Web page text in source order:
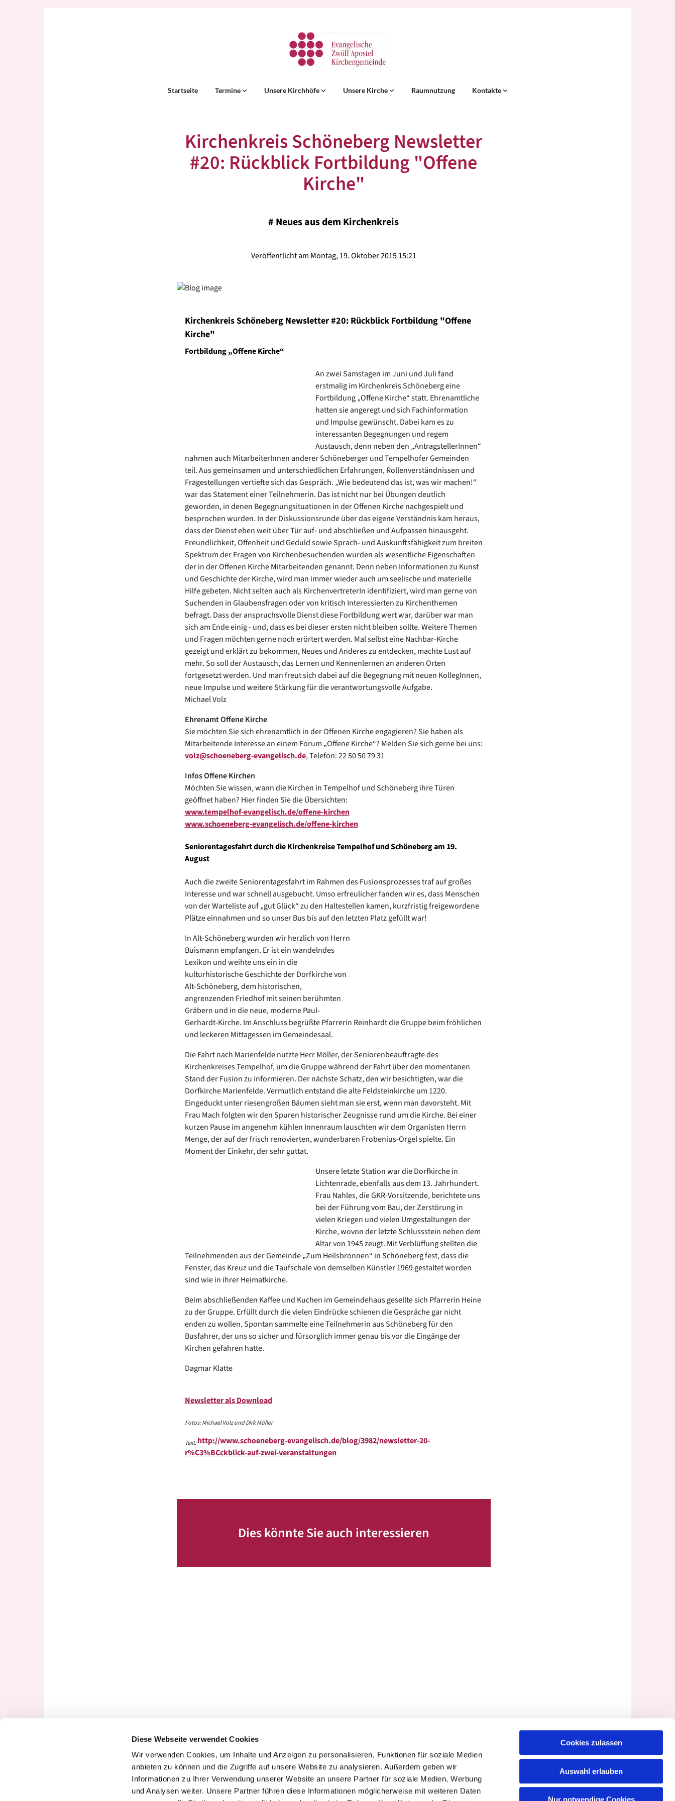
Diese Webseite verwendet Cookies
Wir verwenden Cookies, um Inhalte und Anzeigen zu personalisieren, Funktionen für soziale Medien
anbieten zu können und die Zugriffe auf unsere Website zu analysieren. Außerdem geben wir
Informationen zu Ihrer Verwendung unserer Website an unsere Partner für soziale Medien, Werbung
und Analysen weiter. Unsere Partner führen diese Informationen möglicherweise mit weiteren Daten
Cookies zulassen
Auswahl erlauben
Startseite Termine Unsere Kirchhöfe Unsere Kirche Raumnutzung Kontakte
Kirchenkreis Schöneberg Newsletter
#20: Rückblick Fortbildung "Offene
Kirche"
# Neues aus dem Kirchenkreis
Veröffentlicht am Montag, 19. Oktober 2015 15:21
Kirchenkreis Schöneberg Newsletter #20: Rückblick Fortbildung "Offene
Kirche"
Fortbildung „Offene Kirche“
An zwei Samstagen im Juni und Juli fand
erstmalig im Kirchenkreis Schöneberg eine
Fortbildung „Offene Kirche“ statt. Ehrenamtliche
hatten sie angeregt und sich Fachinformation
und Impulse gewünscht. Dabei kam es zu
interessanten Begegnungen und regem
Austausch, denn neben den „AntragstellerInnen“
nahmen auch MitarbeiterInnen anderer Schöneberger und Tempelhofer Gemeinden
teil. Aus gemeinsamen und unterschiedlichen Erfahrungen, Rollenverständnissen und
Fragestellungen vertiefte sich das Gespräch. „Wie bedeutend das ist, was wir machen!“
war das Statement einer Teilnehmerin. Das ist nicht nur bei Übungen deutlich
geworden, in denen Begegnungsituationen in der Offenen Kirche nachgespielt und
besprochen wurden. In der Diskussionsrunde über das eigene Verständnis kam heraus,
dass der Dienst eben weit über Tür auf- und abschließen und Aufpassen hinausgeht.
Freundlichkeit, Offenheit und Geduld sowie Sprach- und Auskunftsfähigkeit zum breiten
Spektrum der Fragen von Kirchenbesuchenden wurden als wesentliche Eigenschaften
der in der Offenen Kirche Mitarbeitenden genannt. Denn neben Informationen zu Kunst
und Geschichte der Kirche, wird man immer wieder auch um seelische und materielle
Hilfe gebeten. Nicht selten auch als KirchenvertreterIn identifiziert, wird man gerne von
Suchenden in Glaubensfragen oder von kritisch Interessierten zu Kirchenthemen
befragt. Dass der anspruchsvolle Dienst diese Fortbildung wert war, darüber war man
sich am Ende einig - und, dass es bei dieser ersten nicht bleiben sollte. Weitere Themen
und Fragen möchten gerne noch erörtert werden. Mal selbst eine Nachbar-Kirche
gezeigt und erklärt zu bekommen, Neues und Anderes zu entdecken, machte Lust auf
mehr. So soll der Austausch, das Lernen und Kennenlernen an anderen Orten
fortgesetzt werden. Und man freut sich dabei auf die Begegnung mit neuen KollegInnen,
neue Impulse und weitere Stärkung für die verantwortungsvolle Aufgabe.
Michael Volz
Ehrenamt Offene Kirche
Sie möchten Sie sich ehrenamtlich in der Offenen Kirche engagieren? Sie haben als
Mitarbeitende Interesse an einem Forum „Offene Kirche“? Melden Sie sich gerne bei uns:
volz@schoeneberg-evangelisch.de, Telefon: 22 50 50 79 31
Infos Offene Kirchen
Möchten Sie wissen, wann die Kirchen in Tempelhof und Schöneberg ihre Türen
geöffnet haben? Hier finden Sie die Übersichten:
www.tempelhof-evangelisch.de/offene-kirchen
www.schoeneberg-evangelisch.de/offene-kirchen
Seniorentagesfahrt durch die Kirchenkreise Tempelhof und Schöneberg am 19.
August
Auch die zweite Seniorentagesfahrt im Rahmen des Fusionsprozesses traf auf großes
Interesse und war schnell ausgebucht. Umso erfreulicher fanden wir es, dass Menschen
von der Warteliste auf „gut Glück“ zu den Haltestellen kamen, kurzfristig freigewordene
Plätze einnahmen und so unser Bus bis auf den letzten Platz gefüllt war!
In Alt-Schöneberg wurden wir herzlich von Herrn
Buismann empfangen. Er ist ein wandelndes
Lexikon und weihte uns ein in die
kulturhistorische Geschichte der Dorfkirche von
Alt-Schöneberg, dem historischen,
angrenzenden Friedhof mit seinen berühmten
Gräbern und in die neue, moderne Paul-
Gerhardt-Kirche. Im Anschluss begrüßte Pfarrerin Reinhardt die Gruppe beim fröhlichen
und leckeren Mittagessen im Gemeindesaal.
Die Fahrt nach Marienfelde nutzte Herr Möller, der Seniorenbeauftragte des
Kirchenkreises Tempelhof, um die Gruppe während der Fahrt über den momentanen
Stand der Fusion zu informieren. Der nächste Schatz, den wir besichtigten, war die
Dorfkirche Marienfelde. Vermutlich entstand die alte Feldsteinkirche um 1220.
Eingeduckt unter riesengroßen Bäumen sieht man sie erst, wenn man davorsteht. Mit
Frau Mach folgten wir den Spuren historischer Zeugnisse rund um die Kirche. Bei einer
kurzen Pause im angenehm kühlen Innenraum lauschten wir dem Organisten Herrn
Menge, der auf der frisch renovierten, wunderbaren Frobenius-Orgel spielte. Ein
Moment der Einkehr, der sehr guttat.
Unsere letzte Station war die Dorfkirche in
Lichtenrade, ebenfalls aus dem 13. Jahrhundert.
Frau Nahles, die GKR-Vorsitzende, berichtete uns
bei der Führung vom Bau, der Zerstörung in
vielen Kriegen und vielen Umgestaltungen der
Kirche, wovon der letzte Schlussstein neben dem
Altar von 1945 zeugt. Mit Verblüffung stellten die
Teilnehmenden aus der Gemeinde „Zum Heilsbronnen“ in Schöneberg fest, dass die
Fenster, das Kreuz und die Taufschale von demselben Künstler 1969 gestaltet worden
sind wie in ihrer Heimatkirche.
Beim abschließenden Kaffee und Kuchen im Gemeindehaus gesellte sich Pfarrerin Heine
zu der Gruppe. Erfüllt durch die vielen Eindrücke schienen die Gespräche gar nicht
enden zu wollen. Spontan sammelte eine Teilnehmerin aus Schöneberg für den
Busfahrer, der uns so sicher und fürsorglich immer genau bis vor die Eingänge der
Kirchen gefahren hatte.
Dagmar Klatte
Newsletter als Download
Fotos: Michael Volz und Dirk Möller
Text:http://www.schoeneberg-evangelisch.de/blog/3982/newsletter-20-
r%C3%BCckblick-auf-zwei-veranstaltungen
Dies könnte Sie auch interessieren
Kontaktinformationen Impressum Datenschutz